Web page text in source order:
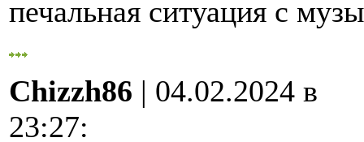
печальная ситуация с
Chizzh86 | 04.02.2024 в
23:27: